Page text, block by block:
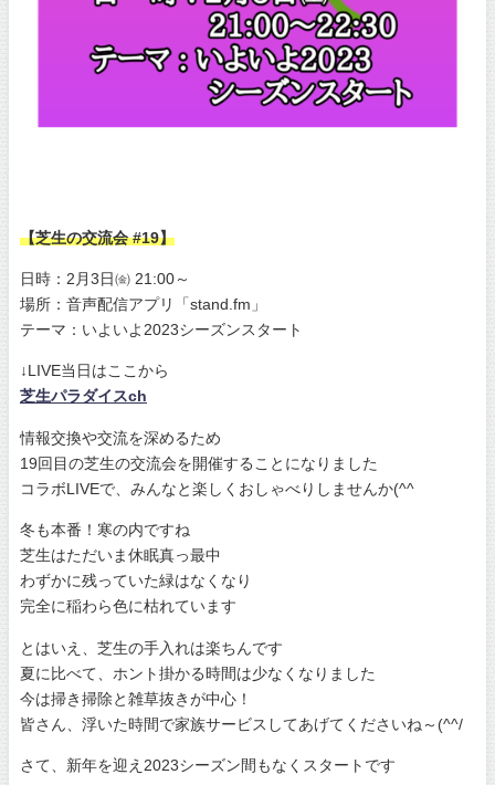
【芝生の交流会 #19】
日時：2月3日㈮ 21:00～
場所：音声配信アプリ「stand.fm」
テーマ：いよいよ2023シーズンスタート
↓LIVE当日はここから
芝生パラダイスch
情報交換や交流を深めるため
19回目の芝生の交流会を開催することになりました
コラボLIVEで、みんなと楽しくおしゃべりしませんか(^^
冬も本番！寒の内ですね
芝生はただいま休眠真っ最中
わずかに残っていた緑はなくなり
完全に稲わら色に枯れています
とはいえ、芝生の手入れは楽ちんです
夏に比べて、ホント掛かる時間は少なくなりました
今は掃き掃除と雑草抜きが中心！
皆さん、浮いた時間で家族サービスしてあげてくださいね～(^^/
さて、新年を迎え2023シーズン間もなくスタートです